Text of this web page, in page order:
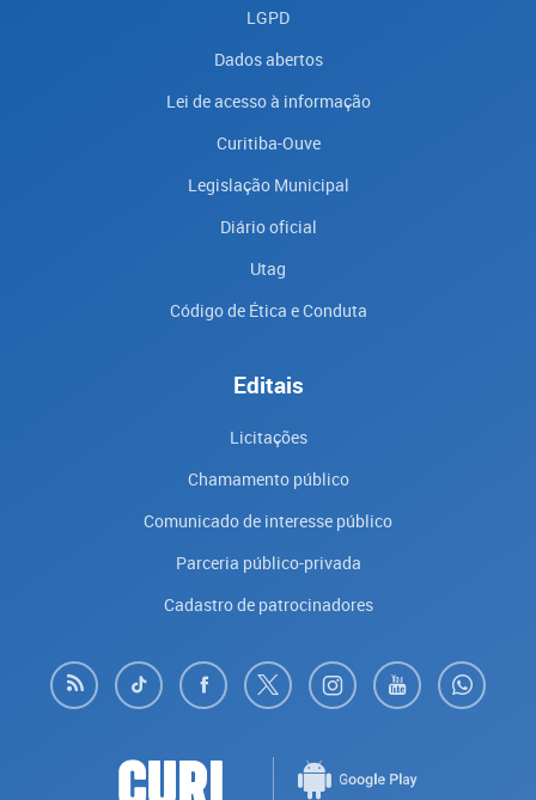
LGPD
Dados abertos
Lei de acesso à informação
Curitiba-Ouve
Legislação Municipal
Diário oficial
Utag
Código de Ética e Conduta
Editais
Licitações
Chamamento público
Comunicado de interesse público
Parceria público-privada
Cadastro de patrocinadores